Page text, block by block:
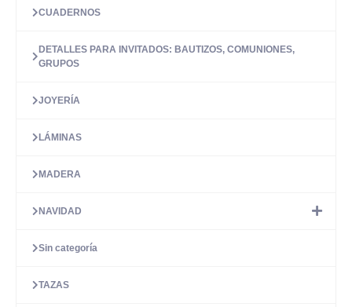
CUADERNOS
DETALLES PARA INVITADOS: BAUTIZOS, COMUNIONES,
GRUPOS
JOYERÍA
LÁMINAS
MADERA
NAVIDAD
Sin categoría
TAZAS